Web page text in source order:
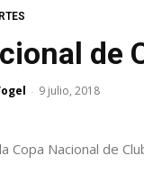
de
- 9 julio, 2018
Nacional de